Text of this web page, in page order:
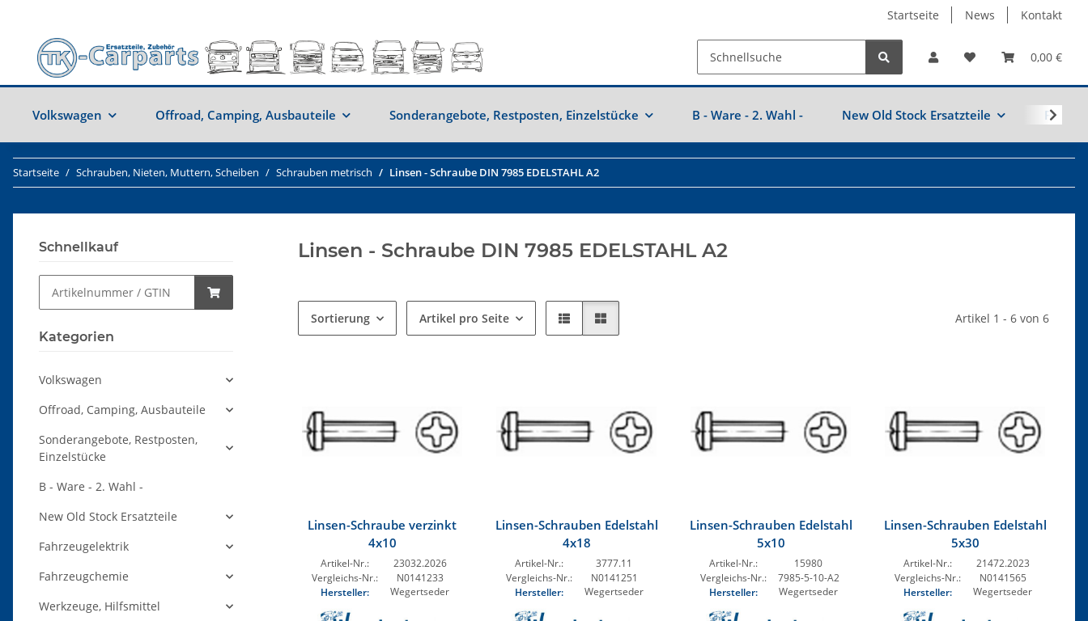
Startseite News Kontakt
0,00 €
Volkswagen Offroad, Camping, Ausbauteile Sonderangebote, Restposten, Einzelstücke B - Ware - 2. Wahl - New Old Stock Ersatzteile
Startseite Schrauben, Nieten, Muttern, Scheiben Schrauben metrisch Linsen - Schraube DIN 7985 EDELSTAHL A2
Linsen - Schraube DIN 7985 EDELSTAHL A2
Sortierung Artikel pro Seite Artikel 1 - 6 von 6
Linsen-Schraube verzinkt
4x10
Artikel-Nr.:
23032.2026
Vergleichs-Nr.:
N0141233
Hersteller:
Wegertseder
Linsen-Schrauben Edelstahl
4x18
Artikel-Nr.:
3777.11
Vergleichs-Nr.:
N0141251
Hersteller:
Wegertseder
Linsen-Schrauben Edelstahl
5x10
Artikel-Nr.:
15980
Vergleichs-Nr.:
7985-5-10-A2
Hersteller:
Wegertseder
Linsen-Schrauben Edelstahl
5x30
Artikel-Nr.:
21472.2023
Vergleichs-Nr.:
N0141565
Hersteller:
Wegertseder
Schnellkauf
Kategorien
Volkswagen
Offroad, Camping, Ausbauteile
Sonderangebote, Restposten,
Einzelstücke
B - Ware - 2. Wahl -
New Old Stock Ersatzteile
Fahrzeugelektrik
Fahrzeugchemie
Werkzeuge, Hilfsmittel